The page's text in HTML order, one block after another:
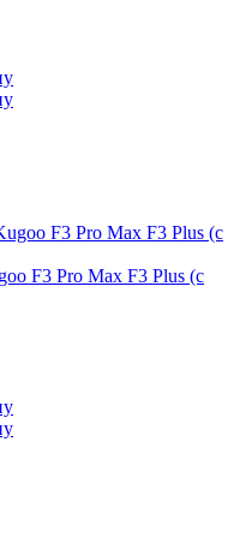
F3 Pro Max F3 Plus (с